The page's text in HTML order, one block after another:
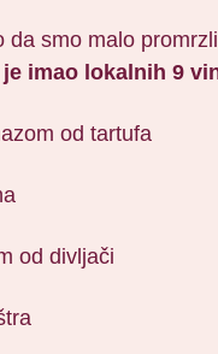
da smo malo
imao lokalnih 9
od tartufa
od divljači